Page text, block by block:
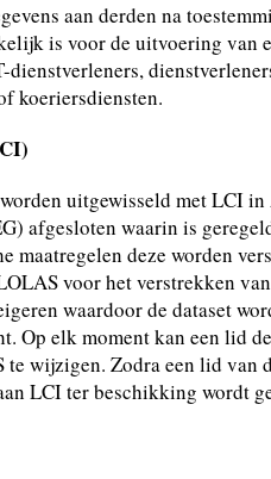
aan derden na
is voor de uitvoering van
koeriersdiensten.
uitgewisseld met LCI
afgesloten waarin is
maatregelen deze worden
voor het verstrekken van
waardoor de dataset
Op elk moment kan een lid
te wijzigen. Zodra een lid van
LCI ter beschikking wordt